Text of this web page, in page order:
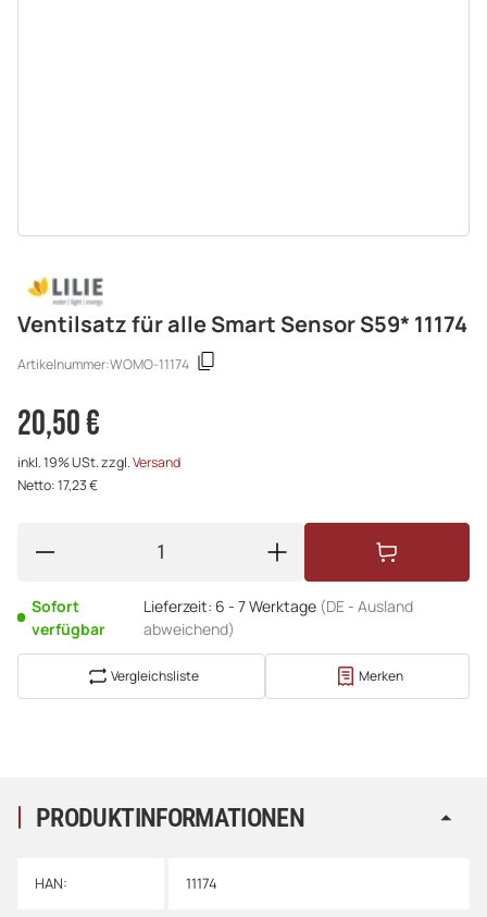
Ventilsatz für alle Smart Sensor S59* 11174
Artikelnummer:WOMO-11174
20,50 €
inkl. 19% USt. zzgl.Versand
Netto: 17,23 €
Sofort
verfügbar
Lieferzeit: 6 - 7 Werktage (DE - Ausland
abweichend)
Vergleichsliste Merken
PRODUKTINFORMATIONEN
HAN: 11174